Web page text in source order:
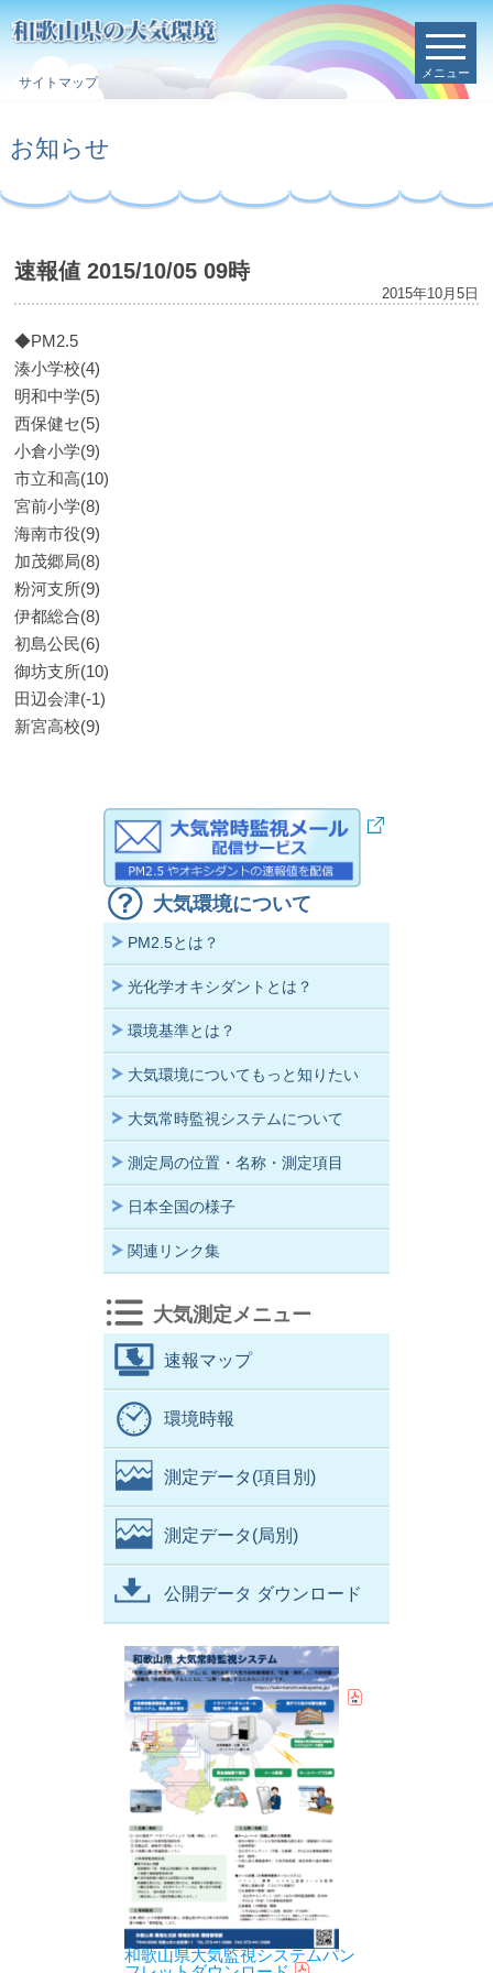
サイトマップ
メニュー
お知らせ
速報値 2015/10/05 09時
2015年10月5日
◆PM2.5
湊小学校(4)
明和中学(5)
西保健セ(5)
小倉小学(9)
市立和高(10)
宮前小学(8)
海南市役(9)
加茂郷局(8)
粉河支所(9)
伊都総合(8)
初島公民(6)
御坊支所(10)
田辺会津(-1)
新宮高校(9)
大気環境について
PM2.5とは？
光化学オキシダントとは？
環境基準とは？
大気環境についてもっと知りたい
大気常時監視システムについて
測定局の位置・名称・測定項目
日本全国の様子
関連リンク集
大気測定メニュー
速報マップ
環境時報
測定データ(項目別)
測定データ(局別)
公開データ ダウンロード
和歌山県大気監視システムパン